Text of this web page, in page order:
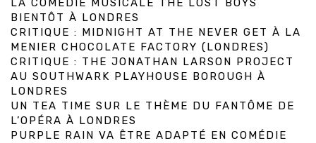
LA COMÉDIE MUSICALE THE LOST BOYS
BIENTÔT À LONDRES
CRITIQUE : MIDNIGHT AT THE NEVER GET À LA
MENIER CHOCOLATE FACTORY (LONDRES)
CRITIQUE : THE JONATHAN LARSON PROJECT
AU SOUTHWARK PLAYHOUSE BOROUGH À
LONDRES
UN TEA TIME SUR LE THÈME DU FANTÔME DE
L’OPÉRA À LONDRES
PURPLE RAIN VA ÊTRE ADAPTÉ EN COMÉDIE